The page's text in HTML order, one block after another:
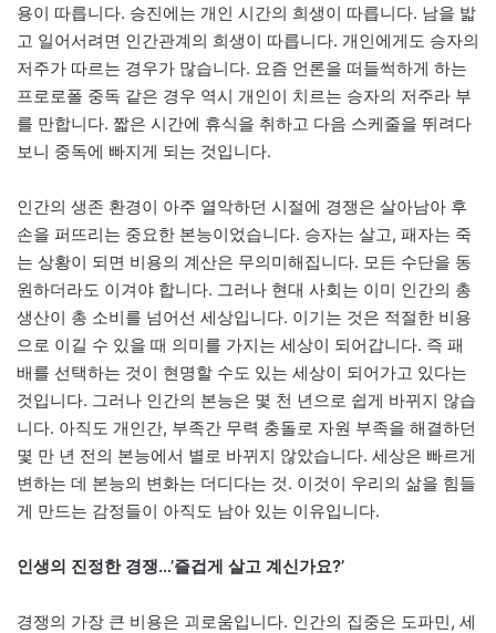
용이 따릅니다. 승진에는 개인 시간의 희생이 따릅니다. 남을 밟
고 일어서려면 인간관계의 희생이 따릅니다. 개인에게도 승자의
저주가 따르는 경우가 많습니다. 요즘 언론을 떠들썩하게 하는
프로로폴 중독 같은 경우 역시 개인이 치르는 승자의 저주라 부
를 만합니다. 짧은 시간에 휴식을 취하고 다음 스케줄을 뛰려다
보니 중독에 빠지게 되는 것입니다.
인간의 생존 환경이 아주 열악하던 시절에 경쟁은 살아남아 후
손을 퍼뜨리는 중요한 본능이었습니다. 승자는 살고, 패자는 죽
는 상황이 되면 비용의 계산은 무의미해집니다. 모든 수단을 동
원하더라도 이겨야 합니다. 그러나 현대 사회는 이미 인간의 총
생산이 총 소비를 넘어선 세상입니다. 이기는 것은 적절한 비용
으로 이길 수 있을 때 의미를 가지는 세상이 되어갑니다. 즉 패
배를 선택하는 것이 현명할 수도 있는 세상이 되어가고 있다는
것입니다. 그러나 인간의 본능은 몇 천 년으로 쉽게 바뀌지 않습
니다. 아직도 개인간, 부족간 무력 충돌로 자원 부족을 해결하던
몇 만 년 전의 본능에서 별로 바뀌지 않았습니다. 세상은 빠르게
변하는 데 본능의 변화는 더디다는 것. 이것이 우리의 삶을 힘들
게 만드는 감정들이 아직도 남아 있는 이유입니다.
인생의 진정한 경쟁…’즐겁게 살고 계신가요?’
경쟁의 가장 큰 비용은 괴로움입니다. 인간의 집중은 도파민, 세